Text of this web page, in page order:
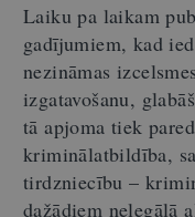
Laiku pa laikam
gadījumiem, kad
nezināmas
izgatavošanu,
tā apjoma tiek
kriminālatbildība,
tirdzniecību –
dažādiem nelegālā